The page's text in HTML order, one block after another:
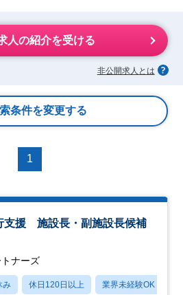
人の紹介を受ける
非公開求人とは
条件を変更する
1
支援 施設長・副施設長候補
ナーズ
み 休日120日以上 業界未経験OK